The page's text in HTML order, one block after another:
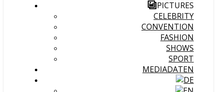
PICTURES
CELEBRITY
CONVENTION
FASHION
SHOWS
SPORT
MEDIADATEN